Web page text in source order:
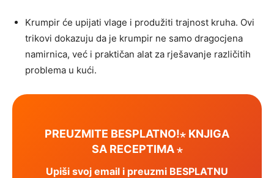
Krumpir će upijati vlage i produžiti trajnost kruha. Ovi
trikovi dokazuju da je krumpir ne samo dragocjena
namirnica, već i praktičan alat za rješavanje različitih
problema u kući.
PREUZMITE BESPLATNO!⋆ KNJIGA
SA RECEPTIMA ⋆
Upiši svoj email i preuzmi BESPLATNU